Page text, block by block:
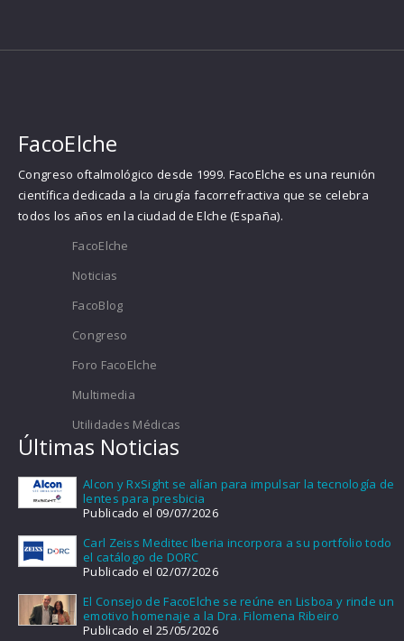
FacoElche
Congreso oftalmológico desde 1999. FacoElche es una reunión
científica dedicada a la cirugía facorrefractiva que se celebra
todos los años en la ciudad de Elche (España).
FacoElche
Noticias
FacoBlog
Congreso
Foro FacoElche
Multimedia
Utilidades Médicas
Últimas Noticias
Alcon y RxSight se alían para impulsar la tecnología de
lentes para presbicia
Publicado el 09/07/2026
Carl Zeiss Meditec Iberia incorpora a su portfolio todo
el catálogo de DORC
Publicado el 02/07/2026
El Consejo de FacoElche se reúne en Lisboa y rinde un
emotivo homenaje a la Dra. Filomena Ribeiro
Publicado el 25/05/2026